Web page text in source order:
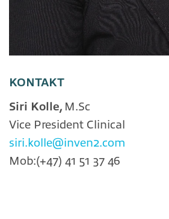
KONTAKT
Siri Kolle, M.Sc
Vice President Clinical
siri.kolle@inven2.com
Mob:(+47) 41 51 37 46